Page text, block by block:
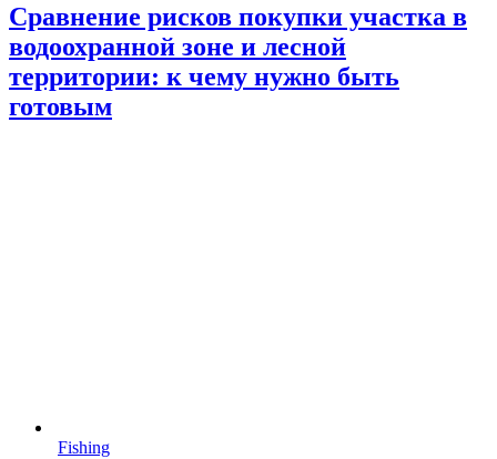
Сравнение рисков покупки участка в
водоохранной зоне и лесной
территории: к чему нужно быть
готовым
Fishing